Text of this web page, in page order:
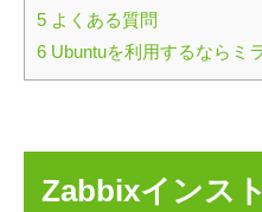
5 よくある質問
6 Ubuntuを利用するならミ
Zabbixインス